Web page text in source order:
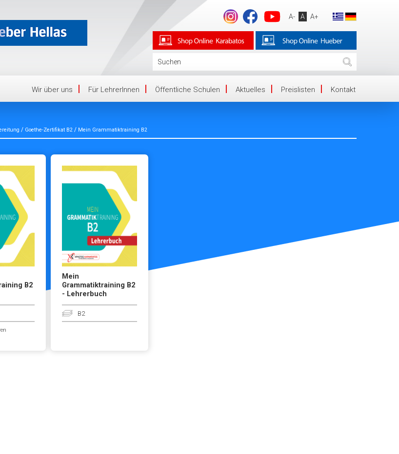
A- A A+
Wir über uns Für LehrerInnen Öffentliche Schulen Aktuelles Preislisten Kontakt
/ Goethe-Zertifikat B2 / Mein Grammatiktraining B2
B2
Mein
Grammatiktraining B2
- Lehrerbuch
B2